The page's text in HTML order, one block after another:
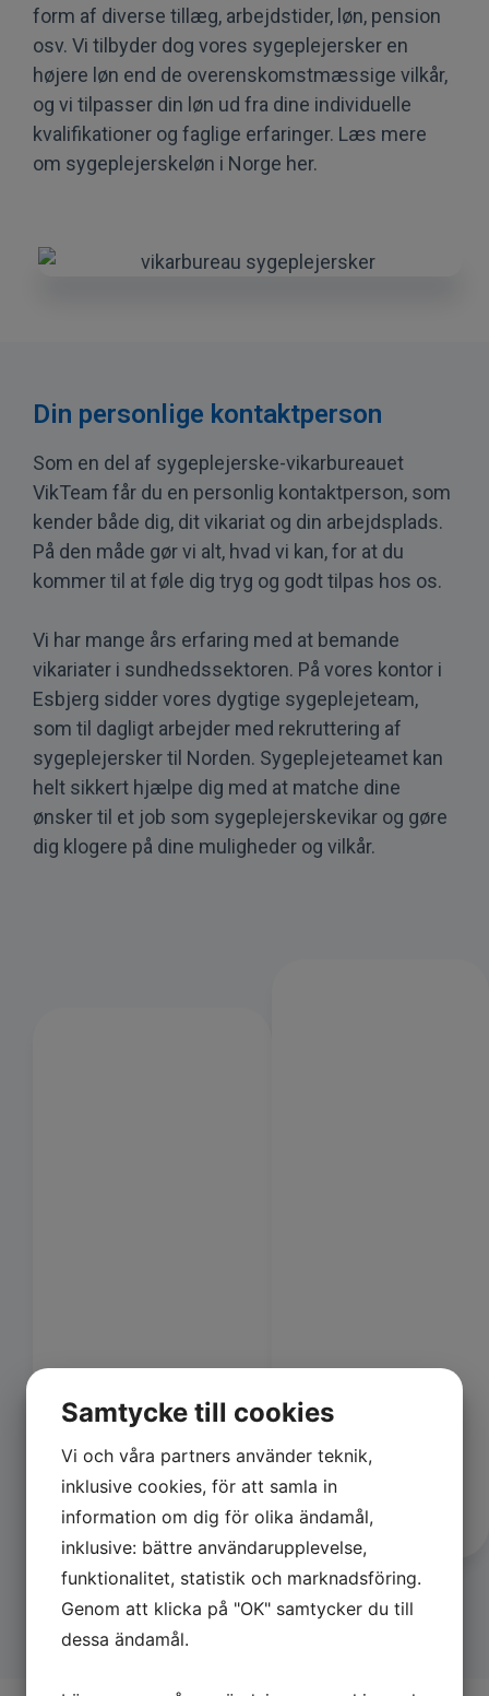
form af diverse tillæg, arbejdstider, løn, pension
osv. Vi tilbyder dog vores sygeplejersker en
højere løn end de overenskomstmæssige vilkår,
og vi tilpasser din løn ud fra dine individuelle
kvalifikationer og faglige erfaringer. Læs mere
om sygeplejerskeløn i Norge her.
Din personlige kontaktperson
Som en del af sygeplejerske-vikarbureauet
VikTeam får du en personlig kontaktperson, som
kender både dig, dit vikariat og din arbejdsplads.
På den måde gør vi alt, hvad vi kan, for at du
kommer til at føle dig tryg og godt tilpas hos os.
Vi har mange års erfaring med at bemande
vikariater i sundhedssektoren. På vores kontor i
Esbjerg sidder vores dygtige sygeplejeteam,
som til dagligt arbejder med rekruttering af
sygeplejersker til Norden. Sygeplejeteamet kan
helt sikkert hjælpe dig med at matche dine
ønsker til et job som sygeplejerskevikar og gøre
dig klogere på dine muligheder og vilkår.
Sjuksköterskevikariat
rekrutteringsansvarlig
Tlf.:
silke@vikteam.dk
Samtycke till cookies
Vi och våra partners använder teknik,
inklusive cookies, för att samla in
information om dig för olika ändamål,
inklusive: bättre användarupplevelse,
funktionalitet, statistik och marknadsföring.
Genom att klicka på "OK" samtycker du till
dessa ändamål.